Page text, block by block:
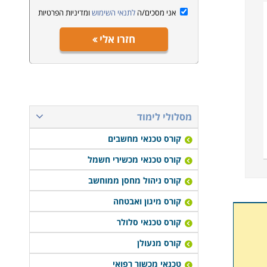
אני מסכים/הלתנאי השימוש ומדיניות הפרטיות
חזרו אלי
מסלולי לימוד
קורס טכנאי מחשבים
קורס טכנאי מכשירי חשמל
קורס ניהול מחסן ממוחשב
קורס מיגון ואבטחה
קורס טכנאי סלולר
קורס מנעולן
טכנאי מכשור רפואי